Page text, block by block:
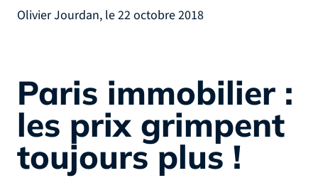
Olivier Jourdan, le 22 octobre 2018
Paris immobilier :
les prix grimpent
toujours plus !